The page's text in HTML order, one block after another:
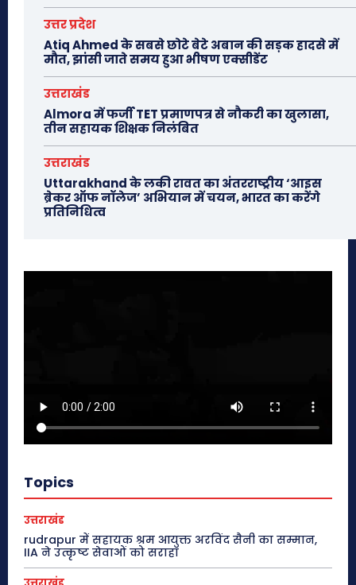
उत्तर प्रदेश
Atiq Ahmed के सबसे छोटे बेटे अबान की सड़क हादसे में
मौत, झांसी जाते समय हुआ भीषण एक्सीडेंट
उत्तराखंड
Almora में फर्जी TET प्रमाणपत्र से नौकरी का खुलासा,
तीन सहायक शिक्षक निलंबित
उत्तराखंड
Uttarakhand के लकी रावत का अंतरराष्ट्रीय ‘आइस
ब्रेकर ऑफ नॉलेज’ अभियान में चयन, भारत का करेंगे
प्रतिनिधित्व
Topics
उत्तराखंड
rudrapur में सहायक श्रम आयुक्त अरविंद सैनी का सम्मान,
IIA ने उत्कृष्ट सेवाओं को सराहा